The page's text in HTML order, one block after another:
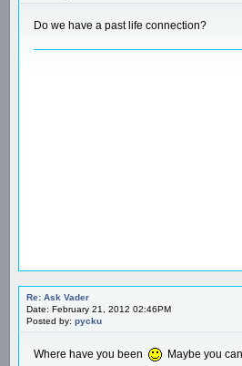
Do we have a past life connection?
Re: Ask Vader
Date: February 21, 2012 02:46PM
Posted by: pycku
Where have you been Maybe you